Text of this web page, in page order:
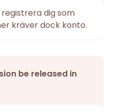
dig som
kräver dock konto.
be released in